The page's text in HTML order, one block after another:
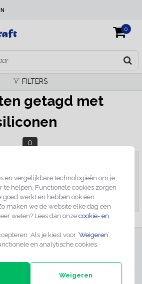
en vergelijkbare technologieën om je
te helpen. Functionele cookies zorgen
goed werkt en hebben ook een
maken we de website elke dag een
weten? Lees dan onze cookie- en
Als je kiest voor ‘Weigeren’,
en analytische cookies.
Weigeren
0
FILTERS
getagd met
0
gevonden!...